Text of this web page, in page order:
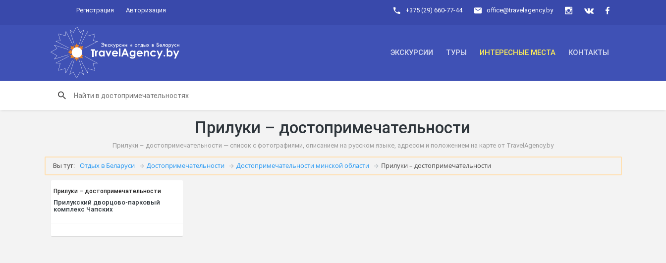
Регистрация Авторизация office@travelagency.by
+375 (29) 660-77-44
ЭКСКУРСИИ ТУРЫ ИНТЕРЕСНЫЕ МЕСТА КОНТАКТЫ
Прилуки – достопримечательности
Прилуки – достопримечательности — список с фотографиями, описанием на русском языке, адресом и положением на карте от TravelAgency.by
Вы тут: Отдых в Беларуси Достопримечательности Достопримечательности минской области Прилуки – достопримечательности
Прилуки – достопримечательности
Прилукский дворцово-парковый
комплекс Чапских